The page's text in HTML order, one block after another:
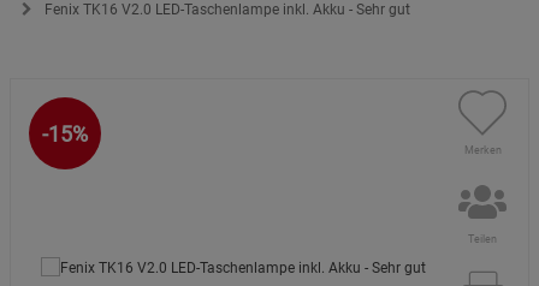
Fenix TK16 V2.0 LED-Taschenlampe inkl. Akku - Sehr gut
-15%
Merken
Teilen